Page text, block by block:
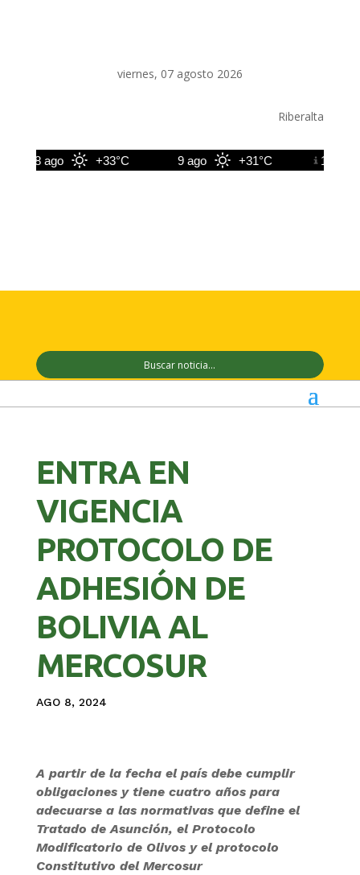
viernes, 07 agosto 2026
Riberalta
8 ago +33°C 9 ago +31°C 10 ago
ENTRA EN
VIGENCIA
PROTOCOLO DE
ADHESIÓN DE
BOLIVIA AL
MERCOSUR
AGO 8, 2024
A partir de la fecha el país debe cumplir
obligaciones y tiene cuatro años para
adecuarse a las normativas que define el
Tratado de Asunción, el Protocolo
Modificatorio de Olivos y el protocolo
Constitutivo del Mercosur